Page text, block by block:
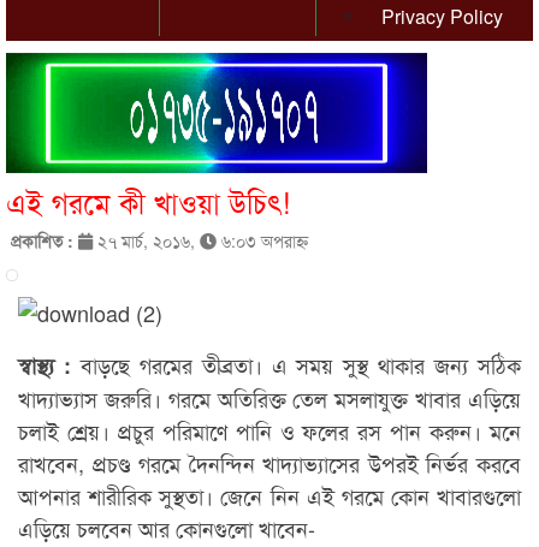
Privacy Policy
এই গরমে কী খাওয়া উচিৎ!
প্রকাশিত : ২৭ মার্চ, ২০১৬, ৬:০৩ অপরাহ্ণ
স্বাস্থ্য : বাড়ছে গরমের তীব্রতা। এ সময় সুস্থ থাকার জন্য সঠিক
খাদ্যাভ্যাস জরুরি। গরমে অতিরিক্ত তেল মসলাযুক্ত খাবার এড়িয়ে
চলাই শ্রেয়। প্রচুর পরিমাণে পানি ও ফলের রস পান করুন। মনে
রাখবেন, প্রচণ্ড গরমে দৈনন্দিন খাদ্যাভ্যাসের উপরই নির্ভর করবে
আপনার শারীরিক সুস্থতা। জেনে নিন এই গরমে কোন খাবারগুলো
এড়িয়ে চলবেন আর কোনগুলো খাবেন-